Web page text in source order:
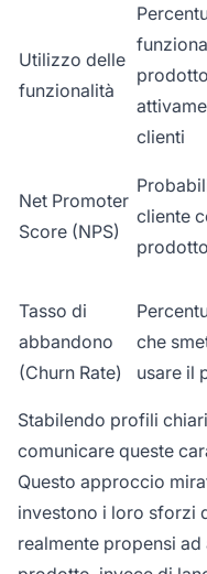
Utilizzo delle
funzionalità
clienti
Net Promoter
Score (NPS)
cliente
prodotto
Tasso di
abbandono
(Churn Rate)
che
usare il
Stabilendo profili
comunicare queste
Questo approccio
investono i loro sforzi
realmente propensi